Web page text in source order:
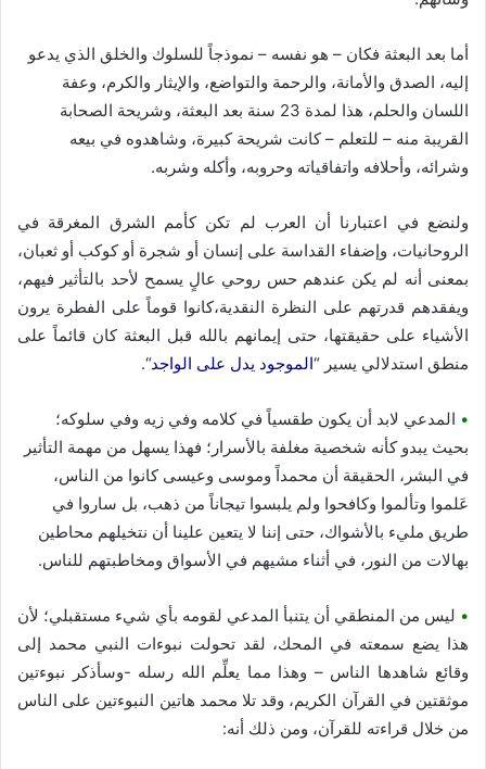
أما بعد البعثة فكان – هو نفسه – نموذجاً للسلوك والخلق الذي يدعو
إليه، الصدق والأمانة، والرحمة والتواضع، والإيثار والكرم، وعفة
اللسان والحلم، هذا لمدة 23 سنة بعد البعثة، وشريحة الصحابة
القريبة منه – للتعلم – كانت شريحة كبيرة، وشاهدوه في بيعه
وشرائه، وأحلافه واتفاقياته وحروبه، وأكله وشربه.
ولنضع في اعتبارنا أن العرب لم تكن كأمم الشرق المغرقة في
الروحانيات، وإضفاء القداسة على إنسان أو شجرة أو كوكب أو ثعبان،
بمعنى أنه لم يكن عندهم حس روحي عالٍ يسمح لأحد بالتأثير فيهم،
ويفقدهم قدرتهم على النظرة النقدية،كانوا قوماً على الفطرة يرون
الأشياء على حقيقتها، حتى إيمانهم بالله قبل البعثة كان قائماً على
منطق استدلالي يسير “الموجود يدل على الواجد“.
• المدعي لابد أن يكون طقسياً في كلامه وفي زيه وفي سلوكه؛
بحيث يبدو كأنه شخصية مغلفة بالأسرار؛ فهذا يسهل من مهمة التأثير
في البشر، الحقيقة أن محمداً وموسى وعيسى كانوا من الناس،
عَلموا وتألموا وكافحوا ولم يلبسوا تيجاناً من ذهب، بل ساروا في
طريق مليء بالأشواك، حتى إننا لا يتعين علينا أن نتخيلهم محاطين
بهالات من النور، في أثناء مشيهم في الأسواق ومخاطبتهم للناس.
• ليس من المنطقي أن يتنبأ المدعي لقومه بأي شيء مستقبلي؛ لأن
هذا يضع سمعته في المحك، لقد تحولت نبوءات النبي محمد إلى
وقائع شاهدها الناس – وهذا مما يعلِّم الله رسله -وسأذكر نبوءتين
موثقتين في القرآن الكريم، وقد تلا محمد هاتين النبوءتين على الناس
من خلال قراءته للقرآن، ومن ذلك أنه: